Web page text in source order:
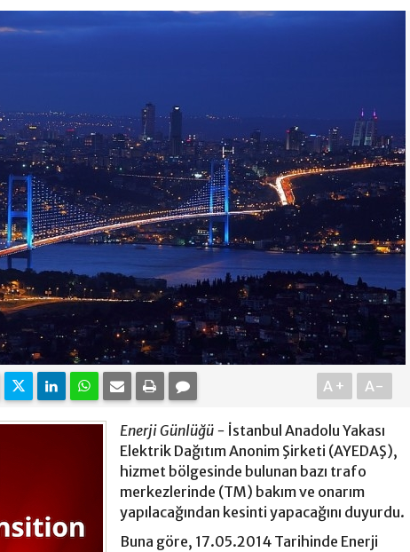
A+ A-
Enerji Günlüğü - İstanbul Anadolu Yakası
Elektrik Dağıtım Anonim Şirketi (AYEDAŞ),
hizmet bölgesinde bulunan bazı trafo
merkezlerinde (TM) bakım ve onarım
yapılacağından kesinti yapacağını duyurdu.
Buna göre, 17.05.2014 Tarihinde Enerji